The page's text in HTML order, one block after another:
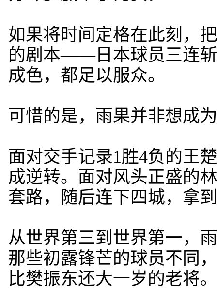
如果将时间定格在此刻，
的剧本——日本球员三连
成色，都足以服众。
可惜的是，雨果并非想成
面对交手记录1胜4负的王
成逆转。面对风头正盛的
套路，随后连下四城，拿
从世界第三到世界第一，
那些初露锋芒的球员不同
比樊振东还大一岁的老将。